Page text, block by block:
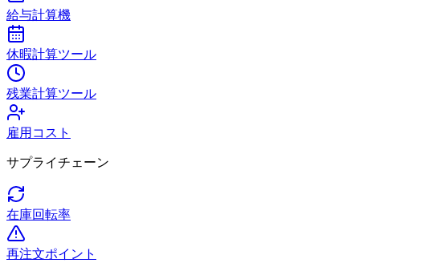
給与計算機
休暇計算ツール
残業計算ツール
雇用コスト
サプライチェーン
在庫回転率
再注文ポイント